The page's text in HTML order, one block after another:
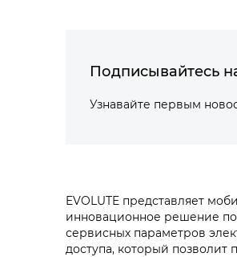
Подписывайтесь
Узнавайте первым
EVOLUTE представляет
инновационное решение
сервисных параметров
доступа, который позволит